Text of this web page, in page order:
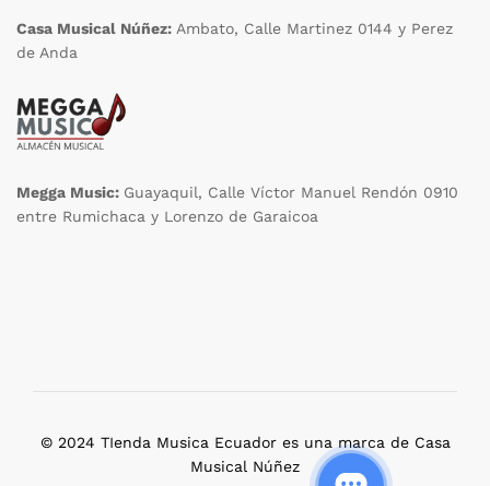
Casa Musical Núñez: Ambato, Calle Martinez 0144 y Perez
de Anda
Megga Music: Guayaquil, Calle Víctor Manuel Rendón 0910
entre Rumichaca y Lorenzo de Garaicoa
© 2024 TIenda Musica Ecuador es una marca de Casa
Musical Núñez